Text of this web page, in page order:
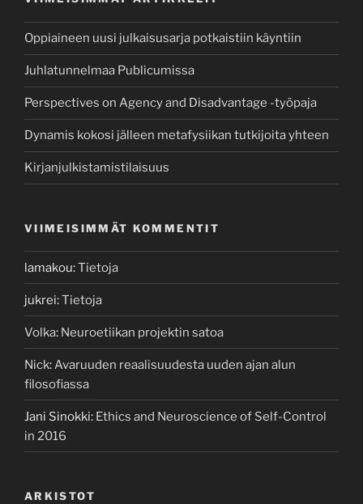
Oppiaineen uusi julkaisusarja potkaistiin käyntiin
Juhlatunnelmaa Publicumissa
Perspectives on Agency and Disadvantage -työpaja
Dynamis kokosi jälleen metafysiikan tutkijoita yhteen
Kirjanjulkistamistilaisuus
VIIMEISIMMÄT KOMMENTIT
lamakou:Tietoja
jukrei:Tietoja
Volka: Neuroetiikan projektin satoa
Nick: Avaruuden reaalisuudesta uuden ajan alun
filosofiassa
Jani Sinokki: Ethics and Neuroscience of Self-Control
in 2016
ARKISTOT